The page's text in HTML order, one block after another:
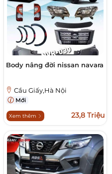
Body nâng đời nissan navara
Cầu Giấy,Hà Nội
Mới
Xem thêm 23,8 Triệu